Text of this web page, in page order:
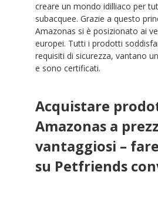
creare un mondo idilliaco per
subacquee. Grazie a questo
Amazonas si è posizionato ai
europei. Tutti i prodotti
requisiti di sicurezza, vantano
e sono certificati.
Acquistare
Amazonas a
vantaggiosi –
su Petfriends